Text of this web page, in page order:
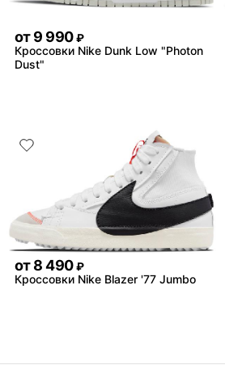
от9 990 ₽
Кроссовки Nike Dunk Low "Photon
Dust"
от8 490 ₽
Кроссовки Nike Blazer '77 Jumbo